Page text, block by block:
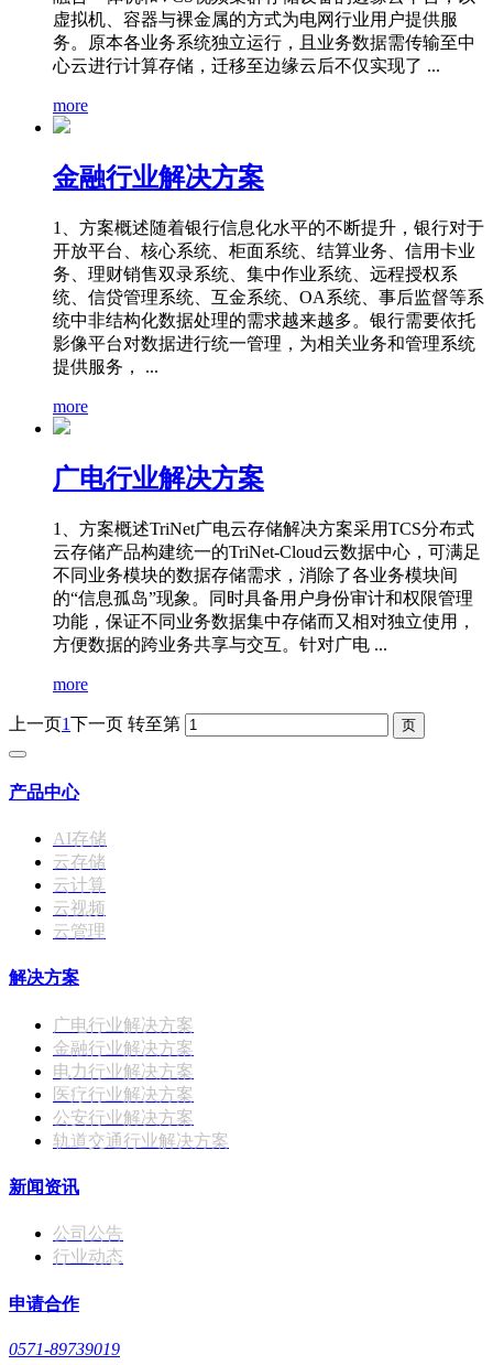
虚拟机、容器与裸金属的方式为电网行业用户提供服
务。原本各业务系统独立运行，且业务数据需传输至中
心云进行计算存储，迁移至边缘云后不仅实现了 ...
more
金融行业解决方案
1、方案概述随着银行信息化水平的不断提升，银行对于
开放平台、核心系统、柜面系统、结算业务、信用卡业
务、理财销售双录系统、集中作业系统、远程授权系
统、信贷管理系统、互金系统、OA系统、事后监督等系
统中非结构化数据处理的需求越来越多。银行需要依托
影像平台对数据进行统一管理，为相关业务和管理系统
提供服务， ...
more
广电行业解决方案
1、方案概述TriNet广电云存储解决方案采用TCS分布式
云存储产品构建统一的TriNet-Cloud云数据中心，可满足
不同业务模块的数据存储需求，消除了各业务模块间
的“信息孤岛”现象。同时具备用户身份审计和权限管理
功能，保证不同业务数据集中存储而又相对独立使用，
方便数据的跨业务共享与交互。针对广电 ...
more
上一页1下一页 转至第
产品中心
AI存储
云存储
云计算
云视频
云管理
解决方案
广电行业解决方案
金融行业解决方案
电力行业解决方案
医疗行业解决方案
公安行业解决方案
轨道交通行业解决方案
新闻资讯
公司公告
行业动态
申请合作
0571-89739019